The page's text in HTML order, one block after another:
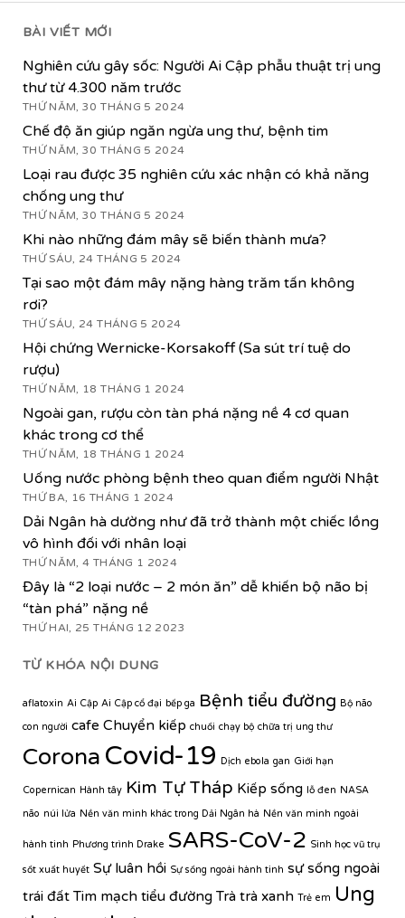
BÀI VIẾT MỚI
Nghiên cứu gây sốc: Người Ai Cập phẫu thuật trị ung
thư từ 4.300 năm trước
THỨ NĂM, 30 THÁNG 5 2024
Chế độ ăn giúp ngăn ngừa ung thư, bệnh tim
THỨ NĂM, 30 THÁNG 5 2024
Loại rau được 35 nghiên cứu xác nhận có khả năng
chống ung thư
THỨ NĂM, 30 THÁNG 5 2024
Khi nào những đám mây sẽ biến thành mưa?
THỨ SÁU, 24 THÁNG 5 2024
Tại sao một đám mây nặng hàng trăm tấn không
rơi?
THỨ SÁU, 24 THÁNG 5 2024
Hội chứng Wernicke-Korsakoff (Sa sút trí tuệ do
rượu)
THỨ NĂM, 18 THÁNG 1 2024
Ngoài gan, rượu còn tàn phá nặng nề 4 cơ quan
khác trong cơ thể
THỨ NĂM, 18 THÁNG 1 2024
Uống nước phòng bệnh theo quan điểm người Nhật
THỨ BA, 16 THÁNG 1 2024
Dải Ngân hà dường như đã trở thành một chiếc lồng
vô hình đối với nhân loại
THỨ NĂM, 4 THÁNG 1 2024
Đây là “2 loại nước – 2 món ăn” dễ khiến bộ não bị
“tàn phá” nặng nề
THỨ HAI, 25 THÁNG 12 2023
TỪ KHÓA NỘI DUNG
aflatoxin Ai Cập Ai Cập cổ đại bếp ga Bệnh tiểu đường Bộ não
con người cafe Chuyển kiếp chuối chạy bộ chữa trị ung thư
Corona Covid-19 Dịch ebola gan Giới hạn
Copernican Hành tây Kim Tự Tháp Kiếp sống lỗ đen NASA
não núi lửa Nền văn minh khác trong Dải Ngân hà Nền văn minh ngoài
hành tinh Phương trình Drake SARS-CoV-2 Sinh học vũ trụ
sốt xuất huyết Sự luân hồi Sự sống ngoài hành tinh sự sống ngoài
trái đất Tim mạch tiểu đường Trà trà xanh Trẻ em Ung